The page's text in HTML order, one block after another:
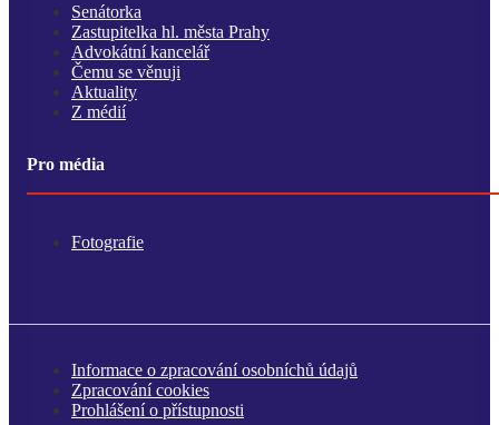
Senátorka
Zastupitelka hl. města Prahy
Advokátní kancelář
Čemu se věnuji
Aktuality
Z médií
Pro média
Fotografie
Informace o zpracování osobníchů údajů
Zpracování cookies
Prohlášení o přístupnosti